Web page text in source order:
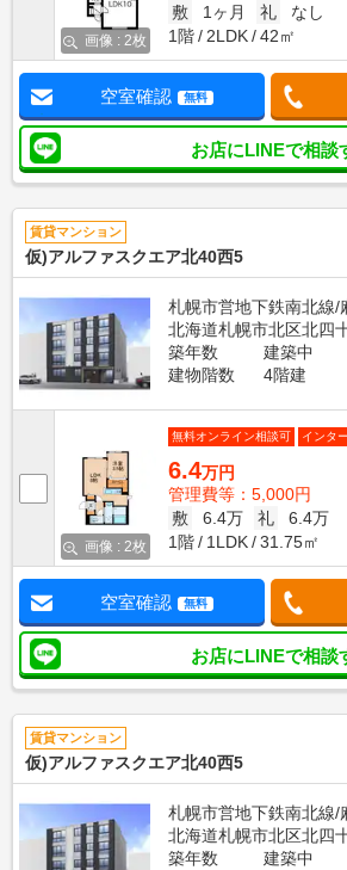
画像 : 2枚
敷
1ヶ月 礼
なし
1階
2LDK 42㎡
空室確認 無料
お店にLINEで相談
賃貸マンション
仮)アルファスクエア北40西5
札幌市営地下鉄南北線/
北海道札幌市北区北四
築年数
建築中
建物階数
4階建
画像 : 2枚
無料オンライン相談可 インタ
6.4万円
管理費等：5,000円
敷
6.4万 礼
6.4万
1階
1LDK 31.75㎡
空室確認 無料
お店にLINEで相談
賃貸マンション
仮)アルファスクエア北40西5
札幌市営地下鉄南北線/
北海道札幌市北区北四
築年数
建築中